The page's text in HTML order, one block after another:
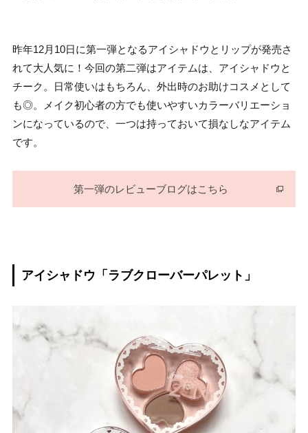
昨年12月10日に第一弾となるアイシャドウとリップが発売さ
れて大人気に！今回の第二弾はアイテムは、アイシャドウと
チーク。日常使いはもちろん、外出時のお助けコスメとして
も◎。メイク初心者の方でも使いやすいカラーバリエーショ
ンになっているので、一つは持っておいて損なしなアイテム
です。
第一弾のレビューブログはこちら
アイシャドウ「ラブクローバーパレット」